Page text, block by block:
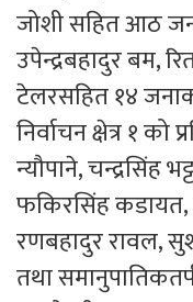
जोशी सहित आठ
उपेन्द्रबहादुर बम,
टेलरसहित १४
निर्वाचन क्षेत्र १ को
न्यौपाने, चन्द्रसिंह
फकिरसिंह कडायत,
रणबहादुर रावल,
तथा